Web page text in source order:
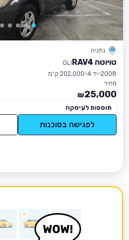
נתניה
טויוטה RAV4
GLI
2008 יד 4
202,000 ק״מ
מחיר
25,000
₪
תוספות לעיסקה
לפגישה בסוכנות